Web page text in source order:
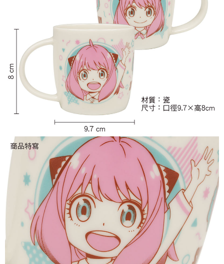
每筆NT$65，滿NT$1,300(含以上)免運費
(不開放使用，請勿選取）
每筆NT$9,999
7-11取貨付款
每筆NT$65，滿NT$1,300(含以上)免運費
付款後7-11取貨
每筆NT$65，滿NT$1,300(含以上)免運費
宅配-木棉花樂園專用
每筆NT$100，滿NT$1,300(含以上)免運費
宅配-離島(澎湖/金門/馬祖)-木棉花樂園專用
每筆NT$220
黑貓宅配-貨到付款
每筆NT$150
✈️ 海外配送 查看運費